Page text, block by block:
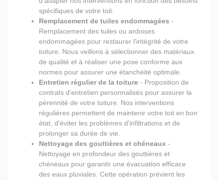
spécifiques de votre toit.
Remplacement de tuiles endommagées -
Remplacement des tuiles ou ardoises
endommagées pour restaurer l'intégrité de votre
toiture. Nous veillons à sélectionner des matériaux
de qualité et à réaliser une pose conforme aux
normes pour assurer une étanchéité optimale.
Entretien régulier de la toiture - Proposition de
contrats d'entretien personnalisés pour assurer la
pérennité de votre toiture. Nos interventions
régulières permettent de maintenir votre toit en bon
état, d'éviter les problèmes d'infiltrations et de
prolonger sa durée de vie.
Nettoyage des gouttières et chéneaux -
Nettoyage en profondeur des gouttières et
chéneaux pour garantir une évacuation efficace
des eaux pluviales. Cette opération prévient les